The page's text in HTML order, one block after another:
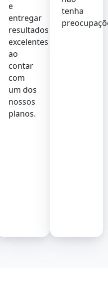
e
entregar
resultados
excelentes
ao
contar
com
um dos
nossos
planos.
tenha